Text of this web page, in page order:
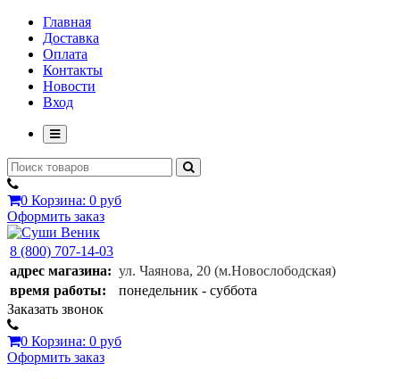
Главная
Доставка
Оплата
Контакты
Новости
Вход
0 Корзина: 0 руб
Оформить заказ
8 (800) 707-14-03
адрес магазина: ул. Чаянова, 20 (м.Новослободская)
время работы:
понедельник - суббота
Заказать звонок
0 Корзина: 0 руб
Оформить заказ